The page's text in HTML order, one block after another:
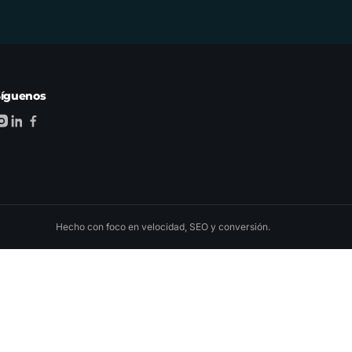
Hecho con foco en velocidad, SEO y conversión.